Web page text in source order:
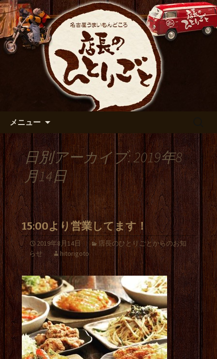
名古屋市伏見の居酒屋【店長の
ひとりごと】のブログ
出張や観光に名古屋めしがおすすめで
す
メニュー
日別アーカイブ: 2019年8
月14日
15:00より営業してます！
2019年8月14日
店長のひとりごとからのお知
らせ
hitorigoto